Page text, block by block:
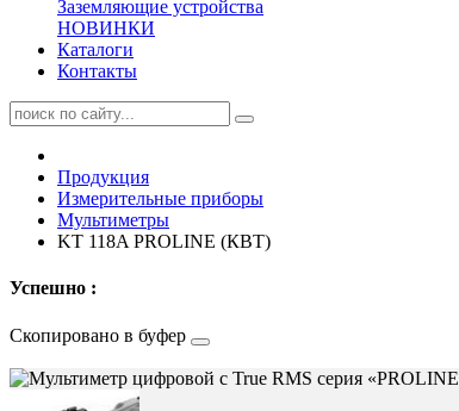
Заземляющие устройства
НОВИНКИ
Каталоги
Контакты
Продукция
Измерительные приборы
Мультиметры
KT 118A PROLINE (КВТ)
Успешно :
Скопировано в буфер